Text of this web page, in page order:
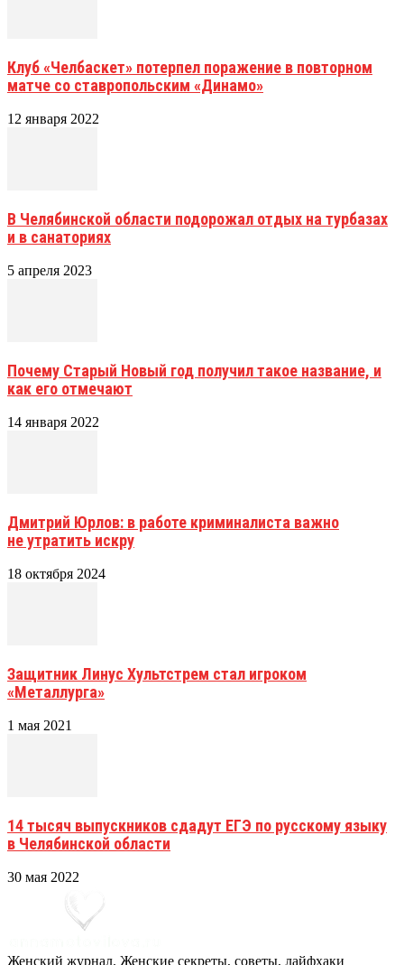
Клуб «Челбаскет» потерпел поражение в повторном
матче со ставропольским «Динамо»
12 января 2022
В Челябинской области подорожал отдых на турбазах
и в санаториях
5 апреля 2023
Почему Старый Новый год получил такое название, и
как его отмечают
14 января 2022
Дмитрий Юрлов: в работе криминалиста важно
не утратить искру
18 октября 2024
Защитник Линус Хультстрем стал игроком
«Металлурга»
1 мая 2021
14 тысяч выпускников сдадут ЕГЭ по русскому языку
в Челябинской области
30 мая 2022
Женский журнал. Женские секреты, советы, лайфхаки